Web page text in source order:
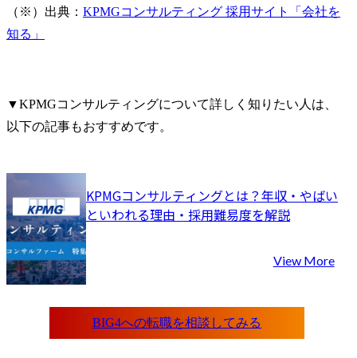
（※）出典： KPMGコンサルティング 採用サイト「会社を
知る」
▼KPMGコンサルティングについて詳しく知りたい人は、
以下の記事もおすすめです。
KPMGコンサルティングとは？年収・やばい
といわれる理由・採用難易度を解説
View More